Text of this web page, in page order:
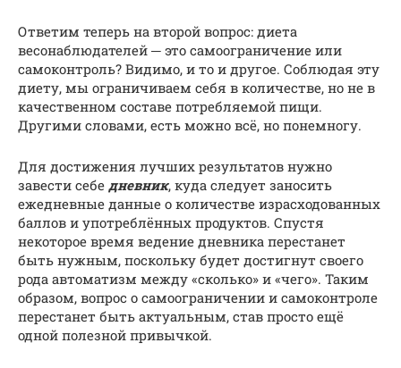
Ответим теперь на второй вопрос: диета
весонаблюдателей ─ это самоограничение или
самоконтроль? Видимо, и то и другое. Соблюдая эту
диету, мы ограничиваем себя в количестве, но не в
качественном составе потребляемой пищи.
Другими словами, есть можно всё, но понемногу.
Для достижения лучших результатов нужно
завести себе дневник, куда следует заносить
ежедневные данные о количестве израсходованных
баллов и употреблённых продуктов. Спустя
некоторое время ведение дневника перестанет
быть нужным, поскольку будет достигнут своего
рода автоматизм между «сколько» и «чего». Таким
образом, вопрос о самоограничении и самоконтроле
перестанет быть актуальным, став просто ещё
одной полезной привычкой.